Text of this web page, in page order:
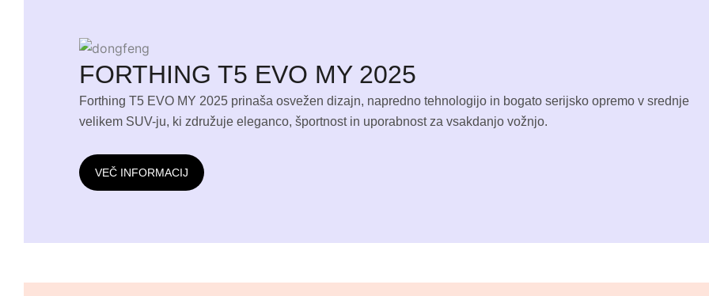
FORTHING T5 EVO MY 2025
Forthing T5 EVO MY 2025 prinaša osvežen dizajn, napredno tehnologijo in bogato serijsko opremo v srednje
velikem SUV-ju, ki združuje eleganco, športnost in uporabnost za vsakdanjo vožnjo.
VEČ INFORMACIJ